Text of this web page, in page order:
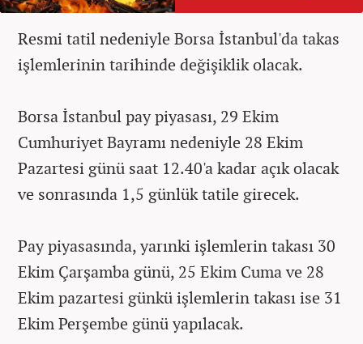
Resmi tatil nedeniyle Borsa İstanbul'da takas
işlemlerinin tarihinde değişiklik olacak.
Borsa İstanbul pay piyasası, 29 Ekim
Cumhuriyet Bayramı nedeniyle 28 Ekim
Pazartesi günü saat 12.40'a kadar açık olacak
ve sonrasında 1,5 günlük tatile girecek.
Pay piyasasında, yarınki işlemlerin takası 30
Ekim Çarşamba günü, 25 Ekim Cuma ve 28
Ekim pazartesi günkü işlemlerin takası ise 31
Ekim Perşembe günü yapılacak.